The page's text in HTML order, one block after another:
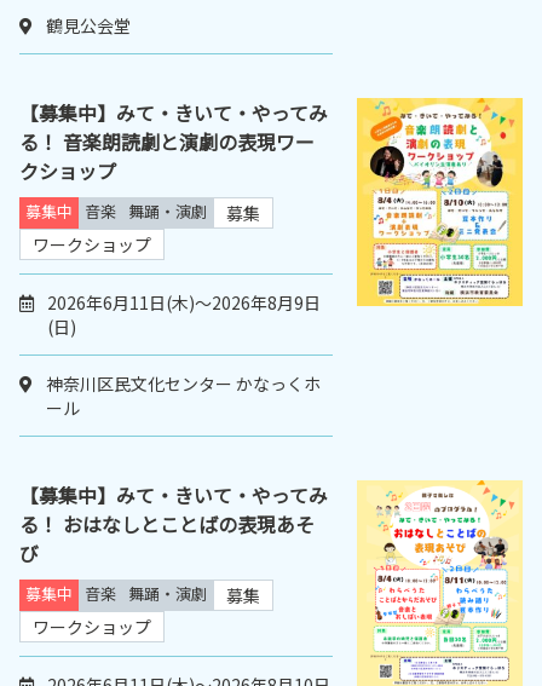
鶴見公会堂
【募集中】みて・きいて・やってみ
る！ 音楽朗読劇と演劇の表現ワー
クショップ
募集中 音楽 舞踊・演劇
募集
ワークショップ
2026年6月11日(木)～2026年8月9日
(日)
神奈川区民文化センター かなっくホ
ール
【募集中】みて・きいて・やってみ
る！ おはなしとことばの表現あそ
び
募集中 音楽 舞踊・演劇
募集
ワークショップ